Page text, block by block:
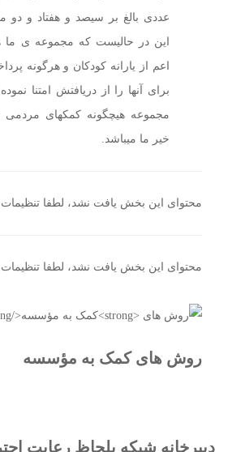
عددی بالغ بر سیصد و هفتاد و دو
این در حالیست که مجموعه ی ما
اعم از یارانه کودکان و هرگونه
برای آنها را از دریافتش امتنا
مجموعه هیچگونه کمکهای مردمی
خیر ما میباشد.
محتوای این بخش یافت نشد، لطفا تنظیمات
محتوای این بخش یافت نشد، لطفا تنظیمات
روش هایکمک به مؤسسه
دبیرخانه شبکه بلحاظ رعایت